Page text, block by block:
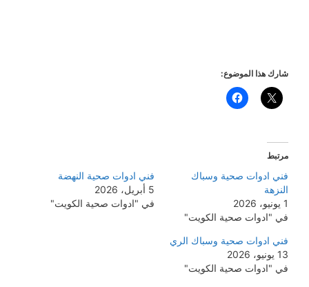
شارك هذا الموضوع:
مرتبط
فني ادوات صحية وسباك
النزهة
1 يونيو، 2026
في "ادوات صحية الكويت"
فني ادوات صحية النهضة
5 أبريل، 2026
في "ادوات صحية الكويت"
فني ادوات صحية وسباك الري
13 يونيو، 2026
في "ادوات صحية الكويت"